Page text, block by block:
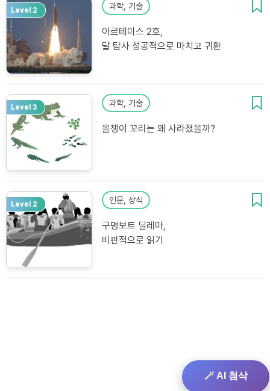
Level 2 과학, 기술
아르테미스 2호,
달 탐사 성공적으로 마치고 귀환
Level 3 과학, 기술
올챙이 꼬리는 왜 사라졌을까?
Level 2 인문, 상식
구명보트 딜레마,
비판적으로 읽기
🪄 AI 첨삭